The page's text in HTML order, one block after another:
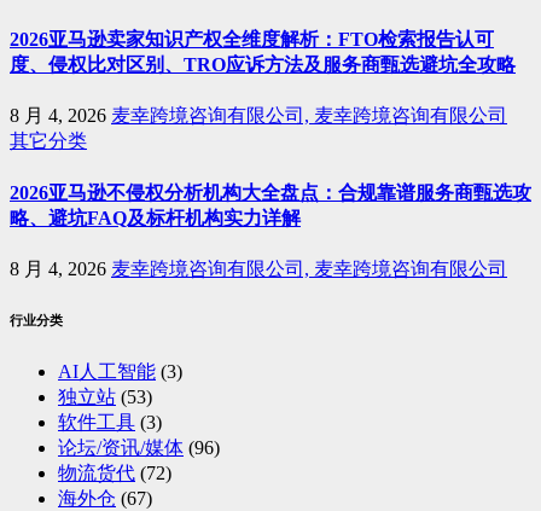
2026亚马逊卖家知识产权全维度解析：FTO检索报告认可
度、侵权比对区别、TRO应诉方法及服务商甄选避坑全攻略
8 月 4, 2026 麦幸跨境咨询有限公司, 麦幸跨境咨询有限公司
其它分类
2026亚马逊不侵权分析机构大全盘点：合规靠谱服务商甄选攻
略、避坑FAQ及标杆机构实力详解
8 月 4, 2026 麦幸跨境咨询有限公司, 麦幸跨境咨询有限公司
行业分类
AI人工智能 (3)
独立站 (53)
软件工具 (3)
论坛/资讯/媒体 (96)
物流货代 (72)
海外仓 (67)